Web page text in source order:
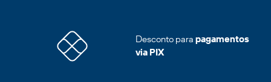
Desconto para pagamentos
via PIX